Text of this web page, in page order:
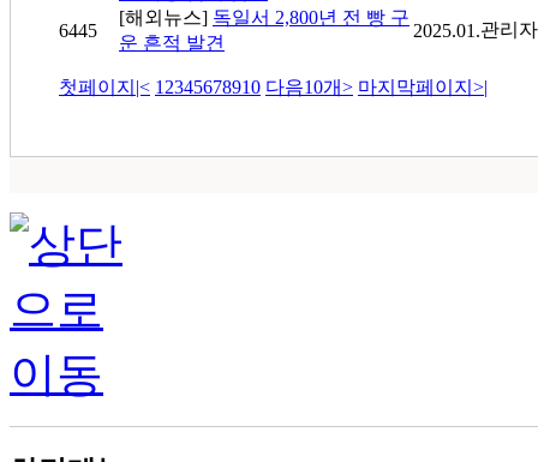
6445
[해외뉴스] 독일서 2,800년 전 빵 구
운 흔적 발견
2025.01.관리자
첫페이지 |< 1 2345678910 다음10개> 마지막페이지 >|